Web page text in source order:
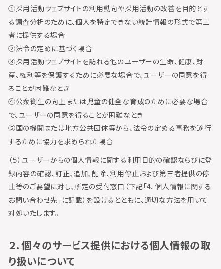
①採用活動ウェブサイトの利用動向や採用活動の改善を目的とす
る調査分析のために、個人を特定できない統計情報の形式で第三
者に提供する場合
②法令の定めに基づく場合
③採用活動ウェブサイトを訪れる他のユーザーの生命、健康、財
産、権利等を保護するために必要な場合で、ユーザーの同意を得
ることが困難なとき
④公衆衛生の向上または児童の健全な育成のために必要な場合
で、ユーザーの同意を得ることが困難なとき
⑤国の機関または地方公共団体等から、法令の定める事務を遂行
するために協力を求められた場合
（５）ユーザーからの個人情報に関する利用目的の確認ならびに登
録内容の確認、訂正、追加、削除、利用停止および第三者提供の停
止等のご要望に対し、所定の受付窓口（下記「4．個人情報に関する
お問い合わせ先」に記載）を設けるとともに、適切な方法を用いて
対処いたします。
２．個々のサービス提供における個人情報の取
り扱いについて